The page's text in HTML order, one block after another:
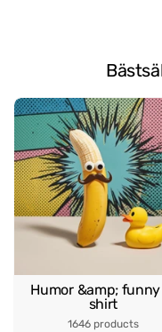
Humor &amp;
shirt
1646 products